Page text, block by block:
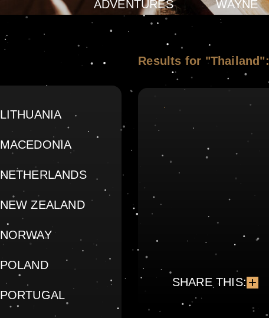
ADVENTURES
WAYNE
LITHUANIA
MACEDONIA
NETHERLANDS
NEW ZEALAND
NORWAY
POLAND
PORTUGAL
Results for "Thailand":
SHARE THIS: